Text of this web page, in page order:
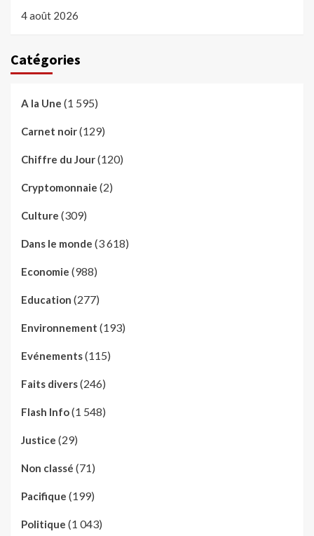
4 août 2026
Catégories
A la Une (1 595)
Carnet noir(129)
Chiffre du Jour(120)
Cryptomonnaie (2)
Culture (309)
Dans le monde (3 618)
Economie (988)
Education (277)
Environnement (193)
Evénements(115)
Faits divers(246)
Flash Info(1 548)
Justice (29)
Non classé (71)
Pacifique (199)
Politique (1 043)